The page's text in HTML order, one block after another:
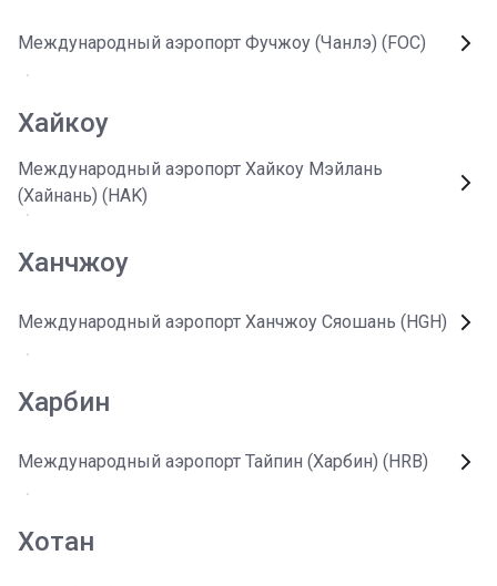
Международный аэропорт Фучжоу (Чанлэ) (FOC)
Хайкоу
Международный аэропорт Хайкоу Мэйлань
(Хайнань) (HAK)
Ханчжоу
Международный аэропорт Ханчжоу Сяошань (HGH)
Харбин
Международный аэропорт Тайпин (Харбин) (HRB)
Хотан